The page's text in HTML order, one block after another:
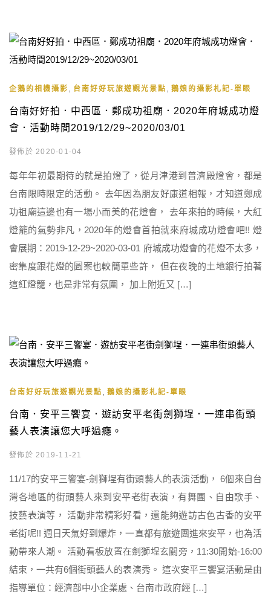
企鵝的相機攝影 台南好好玩旅遊觀光景點 鵝娘的攝影札記-單眼
台南好好拍．中西區．鄭成功祖廟．2020年府城成功燈
會．活動時間2019/12/29~2020/03/01
發佈於 2020-01-04
每年年初最期待的就是拍燈了，從月津港到普濟殿燈會，都是
台南限時限定的活動。 去年因為朋友好康道相報，才知道鄭成
功祖廟這邊也有一場小而美的花燈會， 去年來拍的時候，大紅
燈籠的氣勢非凡，2020年的燈會首拍就來府城成功燈會吧!! 燈
會展期：2019-12-29~2020-03-01 府城成功燈會的花燈不太多，
密集度跟花燈的圖案也較簡單些許， 但在夜晚的土地銀行拍著
這紅燈籠，也是非常有氛圍， 加上附近又 […]
台南好好玩旅遊觀光景點 鵝娘的攝影札記-單眼
台南．安平三饗宴．遊訪安平老街劍獅埕．一連串街頭
藝人表演讓您大呼過癮。
發佈於 2019-11-21
11/17的安平三饗宴-劍獅埕有街頭藝人的表演活動， 6個來自台
灣各地區的街頭藝人來到安平老街表演，有舞團、自由歌手、
技藝表演等， 活動非常精彩好看，還能夠遊訪古色古香的安平
老街呢!! 週日天氣好到爆炸，一直都有旅遊團進來安平，也為活
動帶來人潮。 活動看板放置在劍獅埕玄關旁，11:30開始-16:00
結束，一共有6個街頭藝人的表演秀。 這次安平三饗宴活動是由
指導單位：經濟部中小企業處、台南市政府經 […]